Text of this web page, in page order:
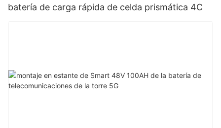
batería de carga rápida de celda prismática 4C